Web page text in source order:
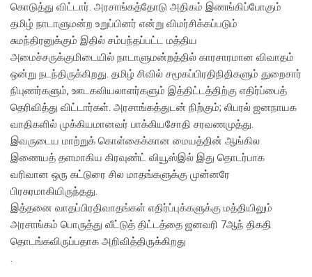
கொடுத்து விட்டார். அரசாங்கத்தோடு அதிகம் இணங்கிப்போகும்
தமிழ் நாடாளுமன்ற உறுப்பினர் என்று விமர்சிக்கப்படும்
சுமந்திரனுக்கும் இதில் சம்பந்தப்பட்ட மத்திய
அமைச்சருக்குமிடையில் நாடாளுமன்றத்தில் காரசாரமான விவாதம்
ஒன்று நடந்திருக்கிறது. தமிழ் சிவில் சமூகப்பிரதிநிதிகளும் துறைசார்
நிபுணர்களும், ஊடகவியலாளர்களும் இத்திட்டத்திற்கு எதிர்ப்பைத்
தெரிவித்து விட்டார்கள். அரசாங்கத்துடன் நிற்கும்; லிபரல் ஜனநாயக
வாதிகளில் முக்கியமானவர் பாக்கியசோதி சரவணமுத்து.
இவருடைய மாற்றுக் கொள்கைக்கான மையத்தின் ஆங்கில
இணையத் தளமாகிய கிரவுண்ட் வியூஸ்இல் இது தொடர்பாக
வரிவான ஒரு கட்டுரை சில மாதங்களுக்கு முன்னரே
பிரசுரமாகியிருந்தது.
இத்தனை வாதப்பிரதிவாதங்கள் எதிர்ப்புக்களுக்கு மத்தியிலும்
அரசாங்கம் பொருத்து வீட்டுத் திட்டத்தை ஜனவரி 7ஆந் திகதி
தொடங்கவிருப்பதாக அறிவித்திருக்கிறது
.